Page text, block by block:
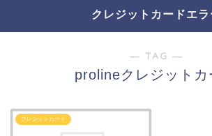
クレジットカードエラ
― TAG ―
prolineクレジットカ
クレジットカード